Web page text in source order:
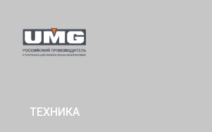
ТЕХНИКА